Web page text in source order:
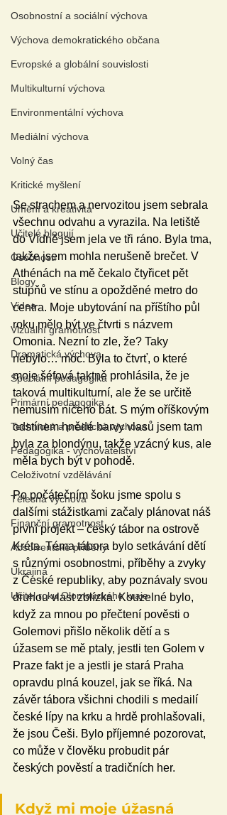
Osobnostní a sociální výchova
Výchova demokratického občana
Evropské a globální souvislosti
Multikulturní výchova
Environmentální výchova
Mediální výchova
Volný čas
Kritické myšlení
Umění a kreativita
Učitelé blogují
Osobnosti
Blogy
Videa
Vizuální gramotnost
Dramatická výchova
Speciální pedagogika
Primární pedagogika
Technická a praktická výchova
Pedagogika - vychovatelství
Celoživotní vzdělávání
Tělesná výchova
Finanční gramotnost
Absolventské příběhy
Ukrajina
Učitel roku Olomouckého kraje
Se strachem a nervozitou jsem sebrala
všechnu odvahu a vyrazila. Na letiště
do Vídně jsem jela ve tři ráno. Byla tma,
takže jsem mohla nerušeně brečet. V
Athénách na mě čekalo čtyřicet pět
stupňů ve stínu a opožděné metro do
centra. Moje ubytování na příštího půl
roku mělo být ve čtvrti s názvem
Omonia. Nezní to zle, že? Taky
nebylo… moc. Byla to čtvrť, o které
moje šéfová taktně prohlásila, že je
taková multikulturní, ale že se určitě
nemusím ničeho bát. S mým oříškovým
odstínem hnědé barvy vlasů jsem tam
byla za blondýnu, takže vzácný kus, ale
měla bych být v pohodě.
Po počátečním šoku jsme spolu s
dalšími stážistkami začaly plánovat náš
první projekt – český tábor na ostrově
Kréta. Téma tábora bylo setkávání dětí
s různými osobnostmi, příběhy a zvyky
z České republiky, aby poznávaly svou
druhou vlast zblízka. Kouzelné bylo,
když za mnou po přečtení pověsti o
Golemovi přišlo několik dětí a s
úžasem se mě ptaly, jestli ten Golem v
Praze fakt je a jestli je stará Praha
opravdu plná kouzel, jak se říká. Na
závěr tábora všichni chodili s medailí
české lípy na krku a hrdě prohlašovali,
že jsou Češi. Bylo příjemné pozorovat,
co může v člověku probudit pár
českých pověstí a tradičních her.
Když mi moje úžasná